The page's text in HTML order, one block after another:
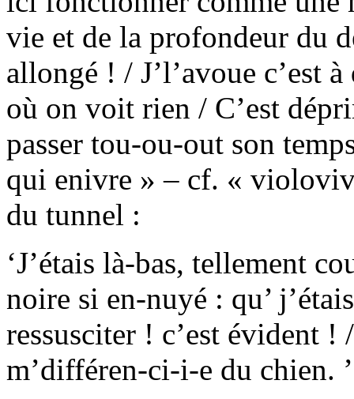
vie et de la profondeur du
allongé ! / J’l’avoue c’est
où on voit rien / C’est
passer tou-ou-out son
qui enivre » – cf. «
du tunnel :
‘J’étais là-bas, tellement
noire si en-nuyé : qu’
ressusciter ! c’est évident
m’différen-ci-i-e du chien. ’